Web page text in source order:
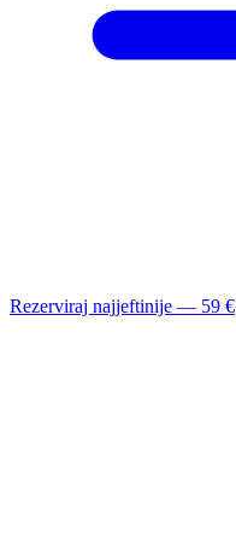
Rezerviraj najjeftinije — 59 €